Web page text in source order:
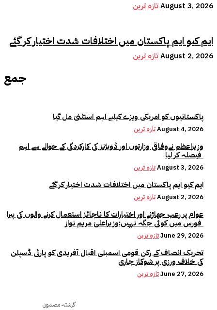
تازہ ترینAugust 3, 2026
ایم کیو ایم پاکستان میں اختلافات شدت اختیار کر گئے
تازہ ترینAugust 2, 2026
جمع
پاکستانیوں کو امریکی ویزے کیلیے اہم استثنیٰ مل گیا
تازہ ترینAugust 4, 2026
وزیراعظم نےوفاقی وزارتوں اور ڈویژنز کی کارکردگی کے حوالے سے اہم
تازہ ترینAugust 3, 2026
ایم کیو ایم پاکستان میں اختلافات شدت اختیار کر گئے
تازہ ترینAugust 2, 2026
عوام پر رعب جھاڑنے اور اختیارات کا ناجائز استعمال کرنے والوں کی پیرا
تازہ ترینJune 29, 2026
تحریک انصاف کے رکن قومی اسمبلی اقبال آفریدی کو پارٹی ڈسپلن
کی خلاف ورزی پر شوکاز جاری
تازہ ترینJune 27, 2026
گزشتہ مضمون